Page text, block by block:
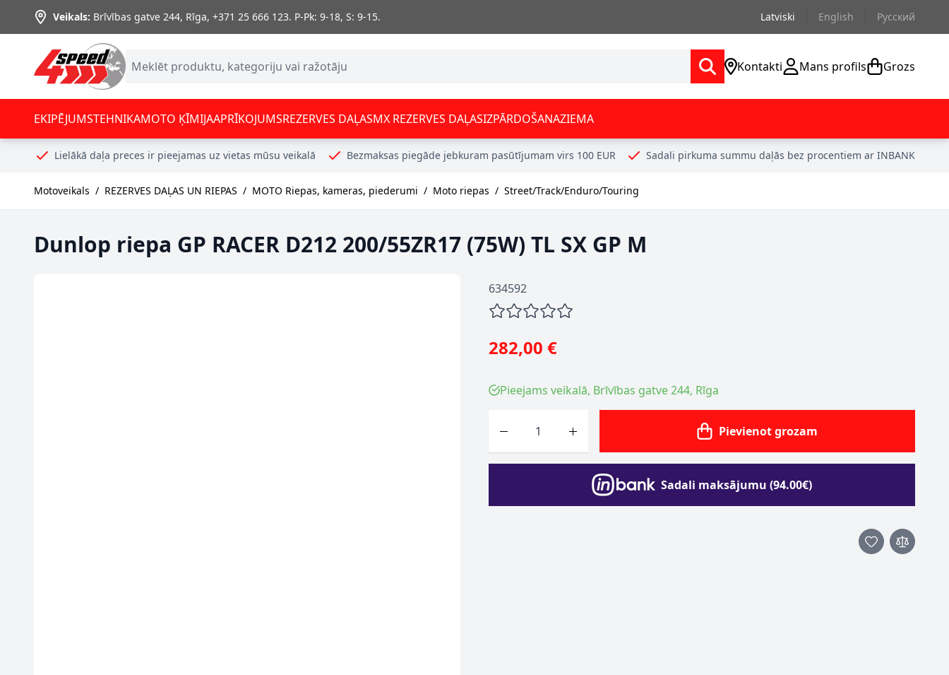
Skip to Content
Veikals: Brīvības gatve 244, Rīga, +371 25 666 123. P-Pk: 9-18, S: 9-15. Latviski English Русский
Kontakti Mans profils Grozs
EKIPĒJUMSTEHNIKAMOTO ĶĪMIJAAPRĪKOJUMSREZERVES DAĻASMX REZERVES DAĻASIZPĀRDOŠANAZIEMA
Lielākā daļa preces ir pieejamas uz vietas mūsu veikalā Bezmaksas piegāde jebkuram pasūtījumam virs 100 EUR Sadali pirkuma summu daļās bez procentiem ar INBANK
Motoveikals / REZERVES DAĻAS UN RIEPAS / MOTO Riepas, kameras, piederumi / Moto riepas / Street/Track/Enduro/Touring
Dunlop riepa GP RACER D212 200/55ZR17 (75W) TL SX GP M
634592
282,00 €
Pieejams veikalā, Brīvības gatve 244, Rīga
Pievienot grozam
Sadali maksājumu (94.00€)